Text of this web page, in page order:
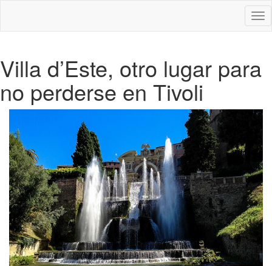
Villa d’Este, otro lugar para
no perderse en Tivoli